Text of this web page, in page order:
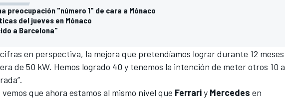
preocupación "número 1" de cara a Mónaco
del jueves en Mónaco
a Barcelona"
en perspectiva, la mejora que pretendíamos lograr durante 12 meses
de 50 kW. Hemos logrado 40 y tenemos la intención de meter otros 10 a
que ahora estamos al mismo nivel que Ferrariy Mercedes en